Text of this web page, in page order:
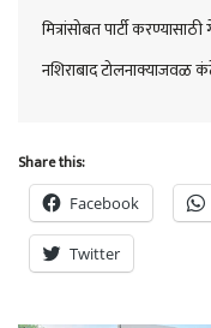
मित्रांसोबत पार्टी
नशिराबाद टोलनाक्याजवळ
Share this:
Facebook
Twitter